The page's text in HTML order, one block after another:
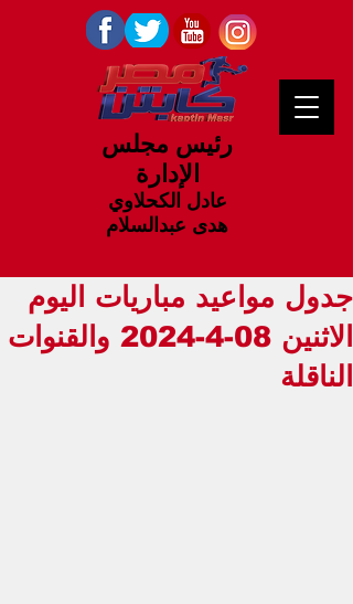
رئيس مجلس
الإدارة
عادل الكحلاوي
هدى عبدالسلام
جدول مواعيد مباريات اليوم
الاثنين 08-4-2024 والقنوات
الناقلة